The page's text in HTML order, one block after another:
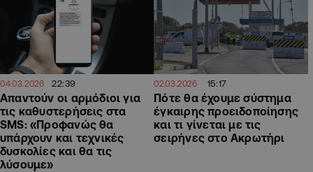
04.03.2026 22:39
Απαντούν οι αρμόδιοι για
τις καθυστερήσεις στα
SMS: «Προφανώς θα
υπάρχουν και τεχνικές
δυσκολίες και θα τις
λύσουμε»
02.03.2026 15:17
Πότε θα έχουμε σύστημα
έγκαιρης προειδοποίησης
και τι γίνεται με τις
σειρήνες στο Ακρωτήρι